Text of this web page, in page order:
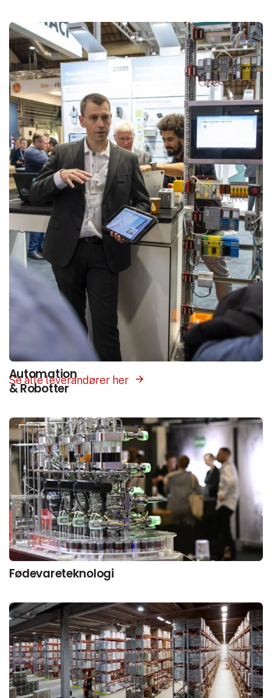
Interesse­områder
Vores platform samler hele branchen ét sted.
Vælg det interesseområde som matcher det du
søger, og få præsenteret leverandører med
produkter og løsninger inden for dette felt.
Se alle leverandører her
Automation
& Robotter
Fødevareteknologi